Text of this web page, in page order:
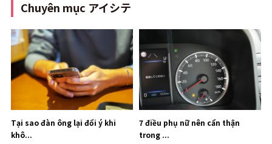
Chuyên mục アイシテ
Tại sao đàn ông lại đổi ý khi
khô...
7 điều phụ nữ nên cẩn thận
trong ...